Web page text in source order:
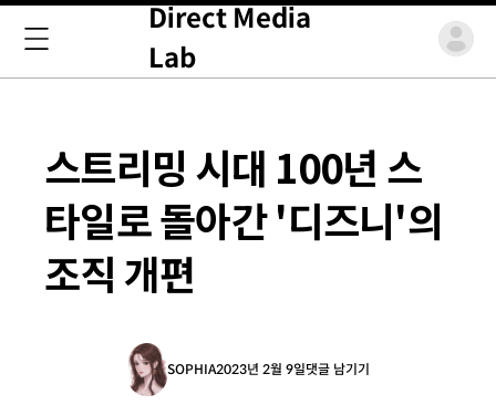
Direct Media
Lab
스트리밍 시대 100년 스
타일로 돌아간 '디즈니'의
조직 개편
SOPHIA2023년 2월 9일댓글 남기기